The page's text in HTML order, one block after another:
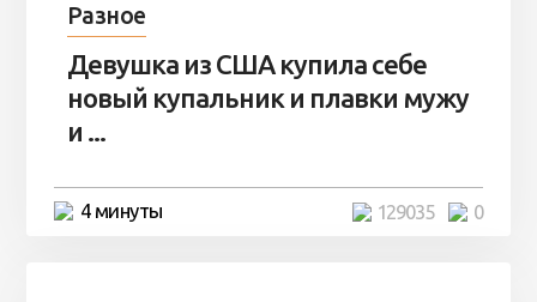
Разное
Девушка из США купила себе
новый купальник и плавки мужу
и ...
4 минуты 0
129035